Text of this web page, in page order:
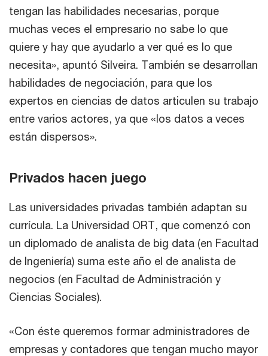
tengan las habilidades necesarias, porque
muchas veces el empresario no sabe lo que
quiere y hay que ayudarlo a ver qué es lo que
necesita», apuntó Silveira. También se desarrollan
habilidades de negociación, para que los
expertos en ciencias de datos articulen su trabajo
entre varios actores, ya que «los datos a veces
están dispersos».
Privados hacen juego
Las universidades privadas también adaptan su
currícula. La Universidad ORT, que comenzó con
un diplomado de analista de big data (en Facultad
de Ingeniería) suma este año el de analista de
negocios (en Facultad de Administración y
Ciencias Sociales).
«Con éste queremos formar administradores de
empresas y contadores que tengan mucho mayor